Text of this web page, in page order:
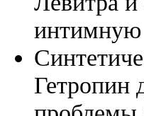
интимную
Гетропин